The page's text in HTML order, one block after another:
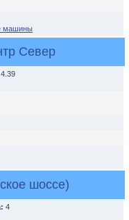
машины
Север
4.39
шоссе)
4